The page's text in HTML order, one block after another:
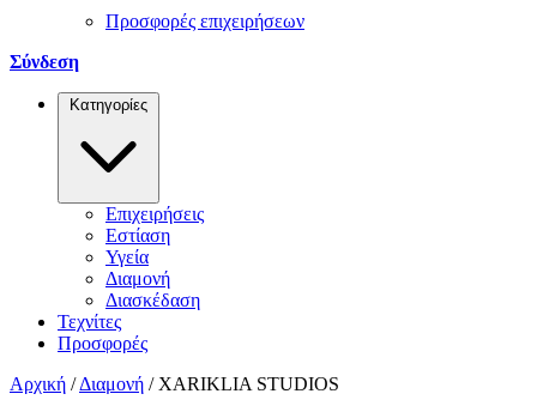
Προσφορές επιχειρήσεων
Σύνδεση
Κατηγορίες
Επιχειρήσεις
Εστίαση
Υγεία
Διαμονή
Διασκέδαση
Τεχνίτες
Προσφορές
Αρχική / Διαμονή / XARIKLIA STUDIOS